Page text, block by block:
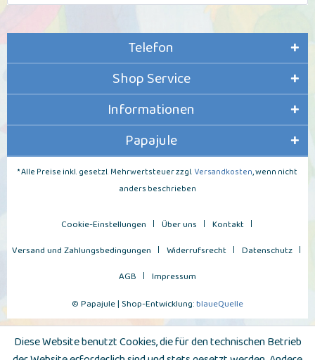
Telefon
Shop Service
Informationen
Papajule
* Alle Preise inkl. gesetzl. Mehrwertsteuer zzgl. Versandkosten, wenn nicht
anders beschrieben
Cookie-Einstellungen Über uns
Kontakt
Versand und Zahlungsbedingungen
Widerrufsrecht
Datenschutz
AGB
Impressum
© Papajule | Shop-Entwicklung:blaueQuelle
Diese Website benutzt Cookies, die für den technischen Betrieb